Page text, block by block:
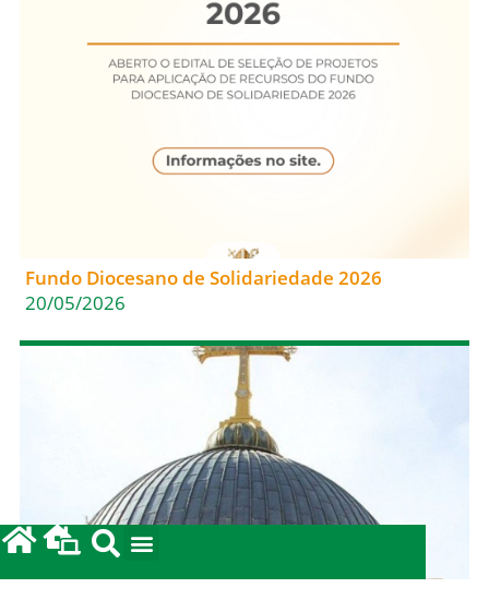
Fundo Diocesano de Solidariedade 2026
20/05/2026